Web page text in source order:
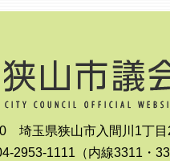
埼玉県狭山市入間川1丁目
2953-1111（内線3311・